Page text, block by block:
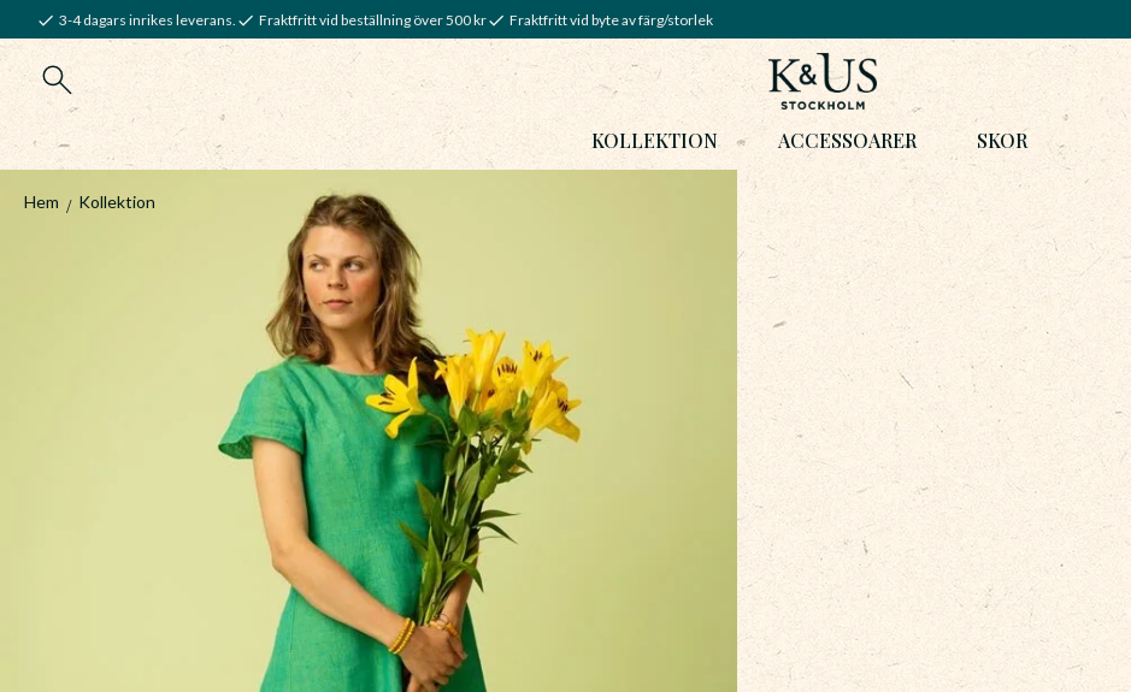
3-4 dagars inrikes leverans. Fraktfritt vid beställning över 500 kr Fraktfritt vid byte av färg/storlek
KOLLEKTION ACCESSOARER SKOR
Hem Kollektion